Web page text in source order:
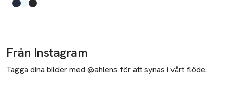
Produkten finns i färgerna:
Jl Navy
Skywriting
Black,
Från Instagram
Tagga dina bilder med @ahlens för att synas i vårt flöde.